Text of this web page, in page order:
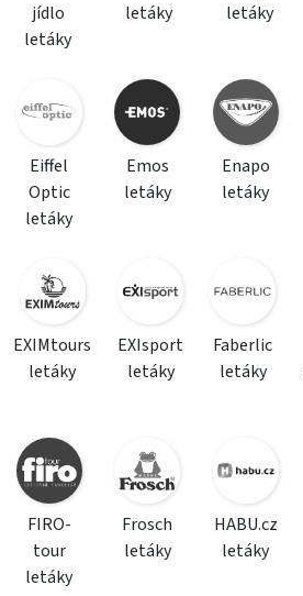
jídlo
letáky
letáky
letáky
Eiffel
Optic
letáky
Emos
letáky
Enapo
letáky
EXIMtours
letáky
EXIsport
letáky
Faberlic
letáky
FIRO-
tour
letáky
Frosch
letáky
HABU.cz
letáky